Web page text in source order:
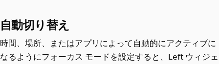
自動切り替え
時間、場所、またはアプリによって自動的にアクティブに
なるようにフォーカス モードを設定すると、Left ウィジェ